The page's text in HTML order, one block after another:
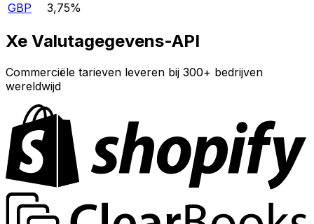
GBP
3,75%
Xe Valutagegevens-API
Commerciële tarieven leveren bij 300+ bedrijven
wereldwijd